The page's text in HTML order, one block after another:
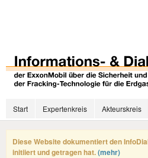
Start Expertenkreis Akteurskreis
Diese Website dokumentiert den
initiiert und getragen hat.(mehr)